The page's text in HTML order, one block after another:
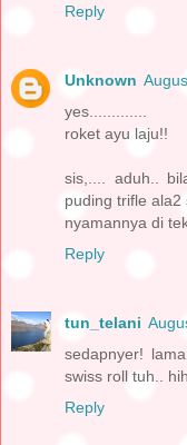
Reply
Unknown
yes.............
roket ayu laju!!
sis,.... aduh..
puding trifle ala2
nyamannya di
Reply
tun_telani
sedapnyer!
swiss roll tuh..
Reply